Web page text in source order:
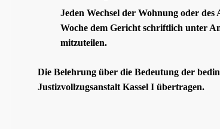
Jeden Wechsel der Wohnung oder
Woche dem Gericht schriftlich unter
mitzuteilen.
Die Belehrung über die Bedeutung der
Justizvollzugsanstalt Kassel I übertragen.